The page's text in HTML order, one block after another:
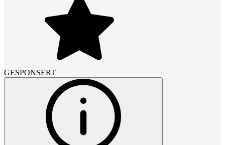
GESPONSERT